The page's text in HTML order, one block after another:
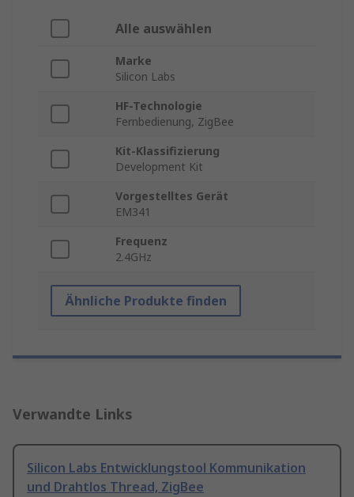
Alle auswählen
Marke
Silicon Labs
HF-Technologie
Fernbedienung, ZigBee
Kit-Klassifizierung
Development Kit
Vorgestelltes Gerät
EM341
Frequenz
2.4GHz
Ähnliche Produkte finden
Verwandte Links
Silicon Labs Entwicklungstool Kommunikation
und Drahtlos Thread, ZigBee